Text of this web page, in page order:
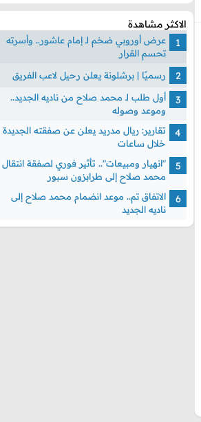
الاكثر مشاهدة
عرض أوروبي ضخم لـ إمام عاشور.. وأسرته
تحسم القرار
رسميًا | برشلونة يعلن رحيل لاعب الفريق
أول طلب لـ محمد صلاح من ناديه الجديد..
وموعد وصوله
تقارير: ريال مدريد يعلن عن صفقته الجديدة
خلال ساعات
"انهيار ومبيعات".. تأثير فوري لصفقة انتقال
محمد صلاح إلى طرابزون سبور
الاتفاق تم.. موعد انضمام محمد صلاح إلى
ناديه الجديد